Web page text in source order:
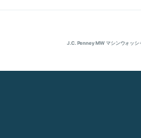
J.C. Penney MW マシンウォッ